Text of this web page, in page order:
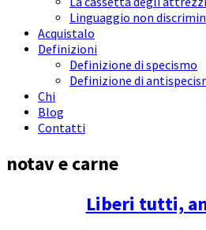
Linguaggio non
Acquistalo
Definizioni
Definizione di specismo
Definizione di
Chi
Blog
Contatti
notav e carne
Liberi tutti,